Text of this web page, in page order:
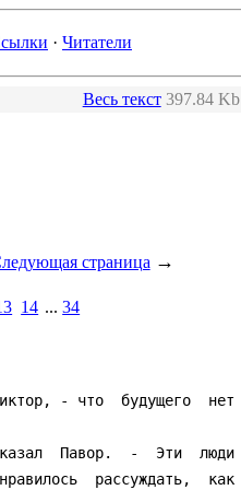
· Читатели
Весь текст 397.84 Kb
страница →
14 ...34